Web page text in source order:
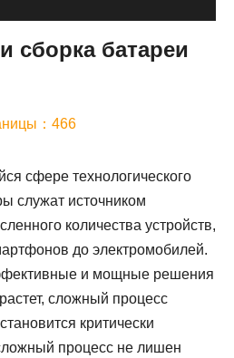
сборка батареи
：466
сфере технологического
служат источником
количества устройств,
до электромобилей.
и мощные решения
сложный процесс
критически
процесс не лишен